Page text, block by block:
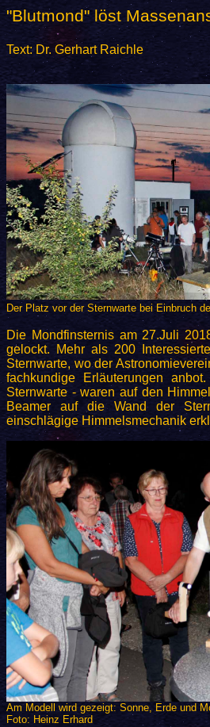
"Blutmond" löst
Text: Dr. Gerhart Raichle
Der Platz vor der Sternwarte bei Einbruch
Die Mondfinsternis am 27.Juli
gelockt. Mehr als 200
Sternwarte, wo der
fachkundige Erläuterungen
Sternwarte - waren auf den
Beamer auf die Wand der
einschlägige Himmelsmechanik
Am Modell wird gezeigt: Sonne, Erde und
Foto: Heinz Erhard